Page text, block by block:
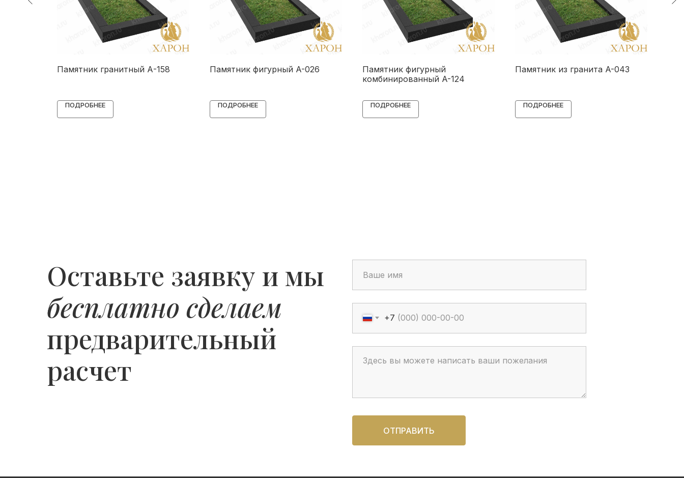
Памятник гранитный А-158
ПОДРОБНЕЕ
Памятник фигурный A-026
ПОДРОБНЕЕ
Памятник фигурный
комбинированный A-124
ПОДРОБНЕЕ
Памятник из гранита A-043
ПОДРОБНЕЕ
Оставьте заявку и мы
бесплатно сделаем
предварительный
расчет
+7
ОТПРАВИТЬ